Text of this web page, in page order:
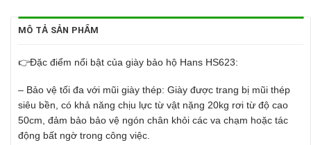
MÔ TẢ SẢN PHẨM
👉Đặc điểm nổi bật của giày bảo hộ Hans HS623:
– Bảo vệ tối đa với mũi giày thép: Giày được trang bị mũi thép
siêu bền, có khả năng chịu lực từ vật nặng 20kg rơi từ độ cao
50cm, đảm bảo bảo vệ ngón chân khỏi các va chạm hoặc tác
động bất ngờ trong công việc.